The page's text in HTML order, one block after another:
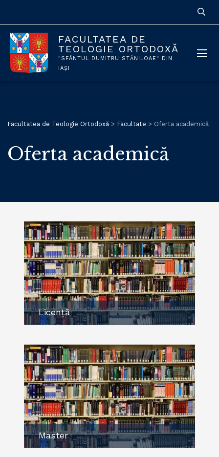
FACULTATEA DE
TEOLOGIE ORTODOXĂ
"SFÂNTUL DUMITRU STĂNILOAE" DIN
IAȘI
Facultatea de Teologie Ortodoxă > Facultate > Oferta academică
Oferta academică
Licență
Master